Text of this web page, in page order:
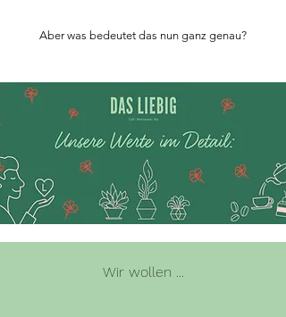
Aber was bedeutet das nun ganz genau?
Wir wollen ...